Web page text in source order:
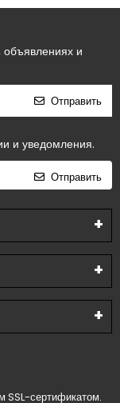
объявлениях и
Отправить
и уведомления.
Отправить
сертификатом.